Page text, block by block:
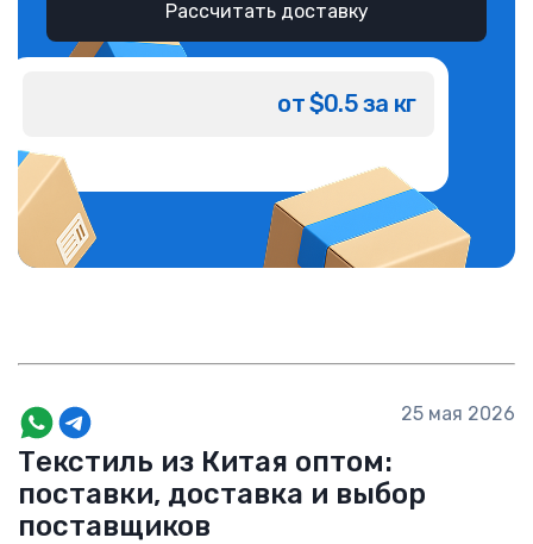
Текстиль из Китая оптом:
поставки, доставка и выбор
поставщиков
Рассчитать доставку
от $0.5 за кг
25 мая 2026